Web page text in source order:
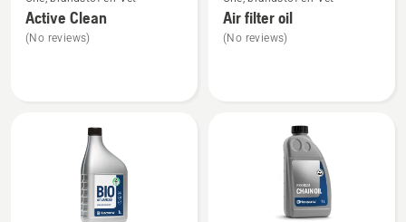
details
over
Active Clean
(No reviews)
details
over
Air filter oil
(No reviews)